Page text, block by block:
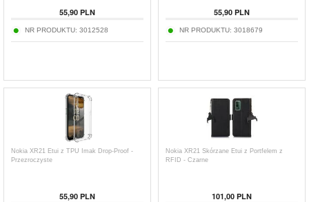
55,90 PLN
NR PRODUKTU: 3012528
55,90 PLN
NR PRODUKTU: 3018679
Nokia XR21 Etui z TPU Imak Drop-Proof -
Przezroczyste
55,90 PLN
Nokia XR21 Skórzane Etui z Portfelem z
RFID - Czarne
101,00 PLN